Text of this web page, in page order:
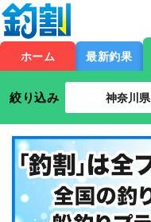
ホーム 最新釣果
絞り込み 神奈川県